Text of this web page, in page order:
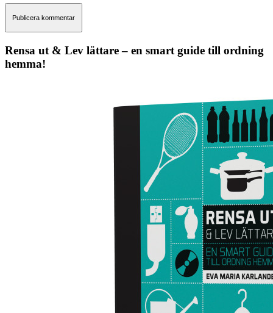
Rensa ut & Lev lättare – en smart guide till ordning
hemma!